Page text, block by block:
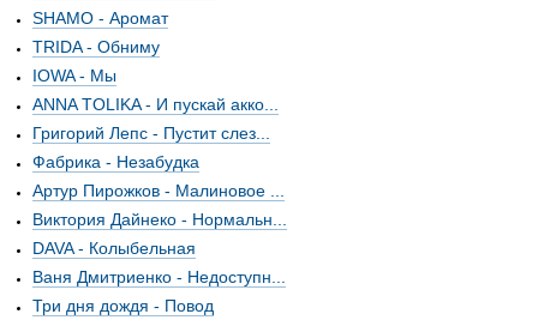
SHAMO - Аромат
TRIDA - Обниму
IOWA - Мы
ANNA TOLIKA - И пускай акко...
Григорий Лепс - Пустит слез...
Фабрика - Незабудка
Артур Пирожков - Малиновое ...
Виктория Дайнеко - Нормальн...
DAVA - Колыбельная
Ваня Дмитриенко - Недоступн...
Три дня дождя - Повод